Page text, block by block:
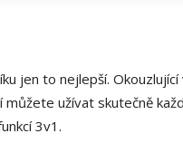
jen to nejlepší.
užívat skutečně
3v1.